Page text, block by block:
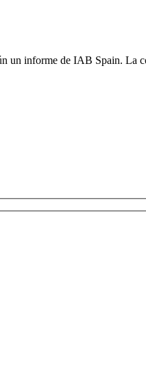
un informe de IAB Spain. La